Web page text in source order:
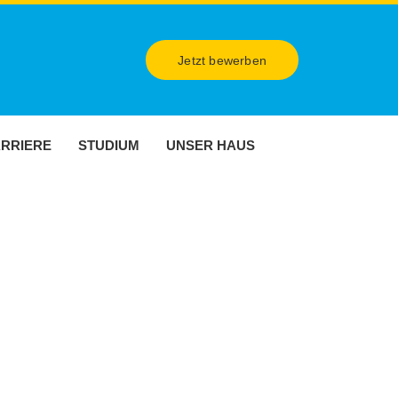
Jetzt bewerben
STUDIUM UNSER HAUS